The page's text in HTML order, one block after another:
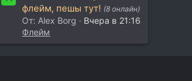
флейм, пешы тут! (8 онлайн)
От: Alex Borg
Вчера в 21:16
Флейм